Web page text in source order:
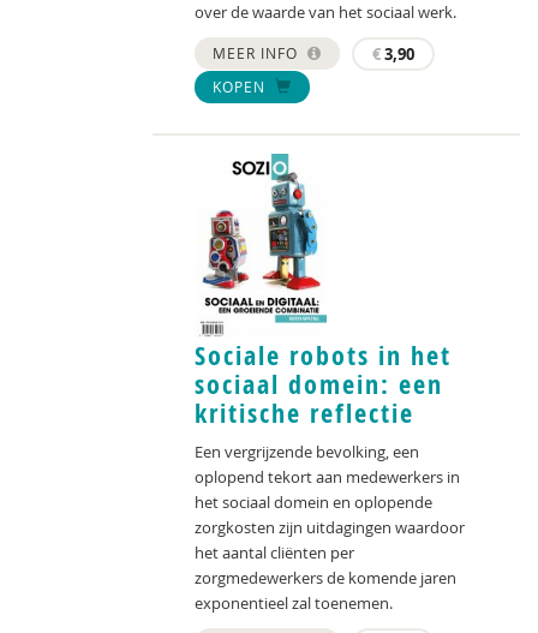
over de waarde van het sociaal werk.
MEER INFO €3,90
KOPEN
Sociale robots in het
sociaal domein: een
kritische reflectie
Een vergrijzende bevolking, een
oplopend tekort aan medewerkers in
het sociaal domein en oplopende
zorgkosten zijn uitdagingen waardoor
het aantal cliënten per
zorgmedewerkers de komende jaren
exponentieel zal toenemen.